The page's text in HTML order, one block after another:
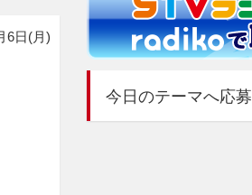
6日(月)
今日のテーマへ応募